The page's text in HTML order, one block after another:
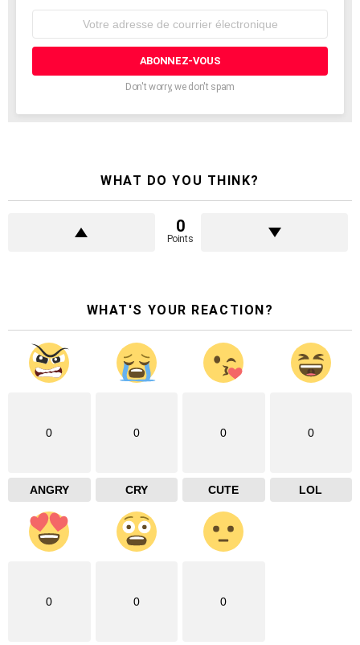
courrier
Don't worry, we don't spam
WHAT DO YOU THINK?
0
Points
WHAT'S YOUR REACTION?
0
ANGRY
0
CRY
0
CUTE
0
LOL
0 0 0